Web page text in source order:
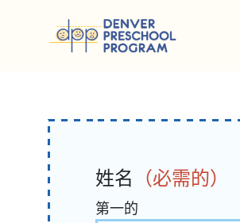
姓名 （必需的）
第一的